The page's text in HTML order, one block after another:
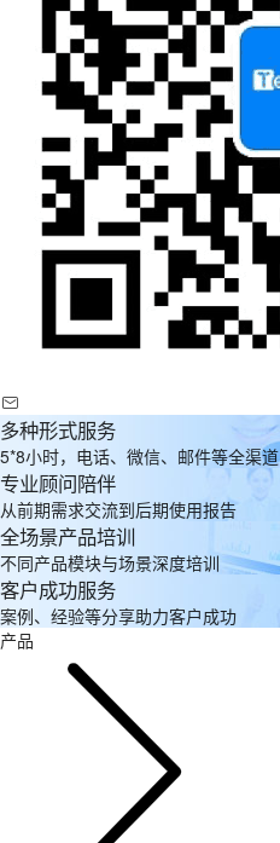
多种形式服务
5*8小时，电话、微信、邮件等全渠道
专业顾问陪伴
从前期需求交流到后期使用报告
全场景产品培训
不同产品模块与场景深度培训
客户成功服务
案例、经验等分享助力客户成功
产品